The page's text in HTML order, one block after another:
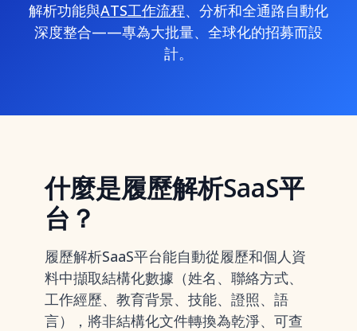
解析功能與ATS工作流程、分析和全通路自動化
深度整合——專為大批量、全球化的招募而設
計。
什麼是履歷解析SaaS平
台？
履歷解析SaaS平台能自動從履歷和個人資
料中擷取結構化數據（姓名、聯絡方式、
工作經歷、教育背景、技能、證照、語
言），將非結構化文件轉換為乾淨、可查